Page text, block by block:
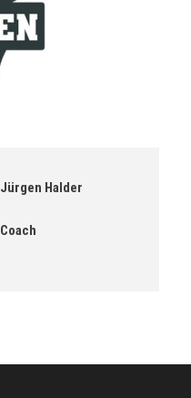
Jürgen Halder
Coach